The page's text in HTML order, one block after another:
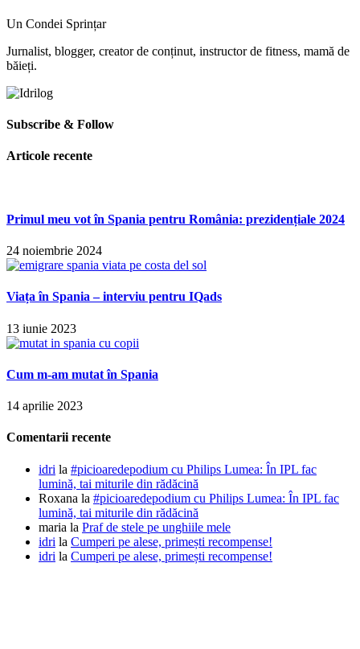
Un Condei Sprințar
Jurnalist, blogger, creator de conținut, instructor de fitness, mamă de
băieți.
Subscribe & Follow
Articole recente
Primul meu vot în Spania pentru România: prezidențiale 2024
24 noiembrie 2024
Viața în Spania – interviu pentru IQads
13 iunie 2023
Cum m-am mutat în Spania
14 aprilie 2023
Comentarii recente
idri la #picioaredepodium cu Philips Lumea: În IPL fac
lumină, tai miturile din rădăcină
Roxana la #picioaredepodium cu Philips Lumea: În IPL fac
lumină, tai miturile din rădăcină
maria la Praf de stele pe unghiile mele
idri la Cumperi pe alese, primești recompense!
idri la Cumperi pe alese, primești recompense!